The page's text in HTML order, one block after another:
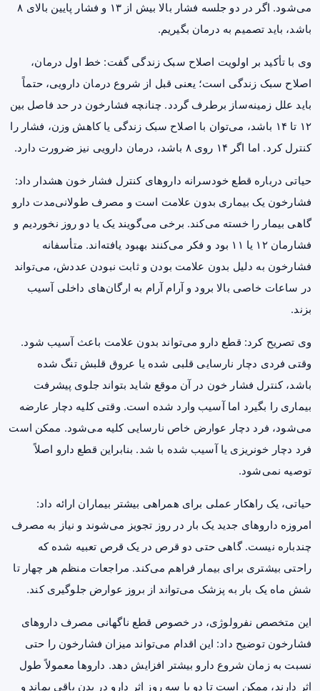
می‌شود. اگر در دو جلسه فشار بالا بیش از ۱۳ و فشار پایین بالای ۸
باشد، باید تصمیم به درمان بگیریم.
وی با تأکید بر اولویت اصلاح سبک زندگی گفت: خط اول درمان،
اصلاح سبک زندگی است؛ یعنی قبل از شروع درمان دارویی، حتماً
باید علل زمینه‌ساز برطرف گردد. چنانچه فشارخون در حد فاصل بین
۱۲ تا ۱۴ باشد، می‌توان با اصلاح سبک زندگی یا کاهش وزن، فشار را
کنترل کرد. اما اگر ۱۴ روی ۸ باشد، درمان دارویی نیز ضرورت دارد.
حیاتی درباره قطع خودسرانه داروهای کنترل فشار خون هشدار داد:
فشارخون یک بیماری بدون علامت است و مصرف طولانی‌مدت دارو
گاهی بیمار را خسته می‌کند. برخی می‌گویند یک یا دو روز نخوردیم و
فشارمان ۱۲ یا ۱۱ بود و فکر می‌کنند بهبود یافته‌اند. متأسفانه
فشارخون به دلیل بدون علامت بودن و ثابت نبودن عددش، می‌تواند
در ساعات خاصی بالا برود و آرام آرام به ارگان‌های داخلی آسیب
بزند.
وی تصریح کرد: قطع دارو می‌تواند بدون علامت باعث آسیب شود.
وقتی فردی دچار نارسایی قلبی شده یا عروق قلبش تنگ شده
باشد، کنترل فشار خون در آن موقع شاید بتواند جلوی پیشرفت
بیماری را بگیرد اما آسیب وارد شده است. وقتی کلیه دچار عارضه
می‌شود، فرد دچار عوارض خاص نارسایی کلیه می‌شود. ممکن است
فرد دچار خونریزی یا آسیب شده با شد. بنابراین قطع دارو اصلاً
توصیه نمی‌شود.
حیاتی، یک راهکار عملی برای همراهی بیشتر بیماران ارائه داد:
امروزه داروهای جدید یک بار در روز تجویز می‌شوند و نیاز به مصرف
چندباره نیست. گاهی حتی دو قرص در یک قرص تعبیه شده که
راحتی بیشتری برای بیمار فراهم می‌کند. مراجعات منظم هر چهار تا
شش ماه یک بار به پزشک می‌تواند از بروز عوارض جلوگیری کند.
این متخصص نفرولوژی، در خصوص قطع ناگهانی مصرف داروهای
فشارخون توضیح داد: این اقدام می‌تواند میزان فشارخون را حتی
نسبت به زمان شروع دارو بیشتر افزایش دهد. داروها معمولاً طول
اثر دارند، ممکن است تا دو یا سه روز اثر دارو در بدن باقی بماند و